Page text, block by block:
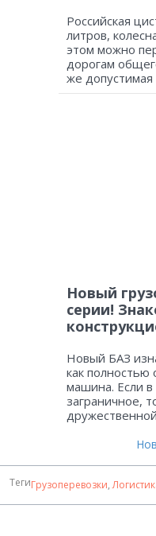
Российская
литров,
этом можно
дорогам
же допустимая
Новый
серии!
Новый БАЗ
как полностью
машина. Если в
заграничное,
ТегиГрузоперевозки,